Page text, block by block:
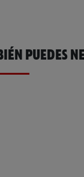
PUEDES